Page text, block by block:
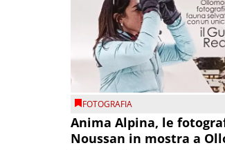
FOTOGRAFIA
Anima Alpina, le
Noussan in mostra a